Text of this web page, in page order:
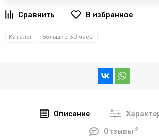
В избранное
Каталог Большие 3D часы
Описание
Отзывы 2